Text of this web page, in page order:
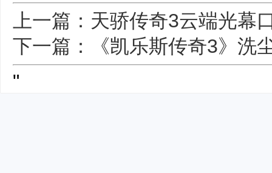
上一篇：天骄传奇3云端光幕
下一篇：《凯乐斯传奇3》洗
"